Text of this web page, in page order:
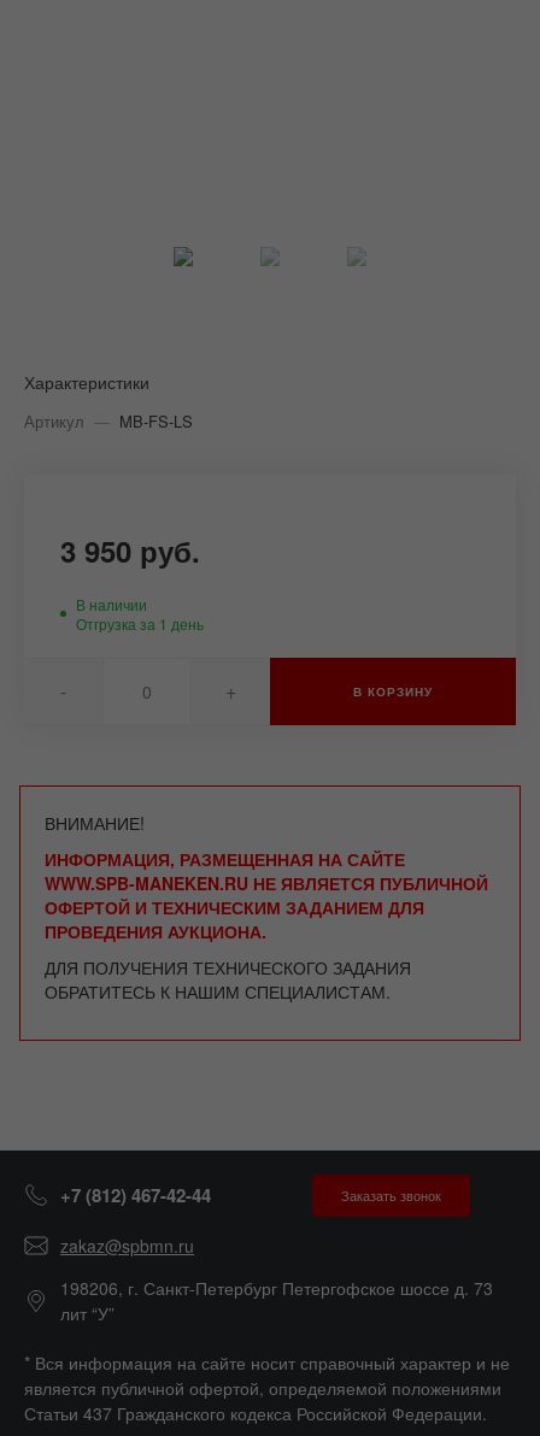
Характеристики
Артикул — MB-FS-LS
3 950 руб.
В наличии
Отгрузка за 1 день
- + В КОРЗИНУ
ВНИМАНИЕ!
ИНФОРМАЦИЯ, РАЗМЕЩЕННАЯ НА САЙТЕ
WWW.SPB-MANEKEN.RU НЕ ЯВЛЯЕТСЯ ПУБЛИЧНОЙ
ОФЕРТОЙ И ТЕХНИЧЕСКИМ ЗАДАНИЕМ ДЛЯ
ПРОВЕДЕНИЯ АУКЦИОНА.
ДЛЯ ПОЛУЧЕНИЯ ТЕХНИЧЕСКОГО ЗАДАНИЯ
ОБРАТИТЕСЬ К НАШИМ СПЕЦИАЛИСТАМ.
+7 (812) 467-42-44 Заказать звонок
zakaz@spbmn.ru
198206, г. Санкт-Петербург Петергофское шоссе д. 73
лит “У”
* Вся информация на сайте носит справочный характер и не
является публичной офертой, определяемой положениями
Статьи 437 Гражданского кодекса Российской Федерации.